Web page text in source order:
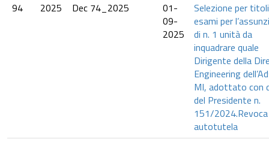
94
2025 Dec 74_2025
01-
09-
2025
Selezione per
esami per
di n. 1 unità da
inquadrare quale
Dirigente della
Engineering
MI, adottato con
del Presidente n.
151/
autotutela